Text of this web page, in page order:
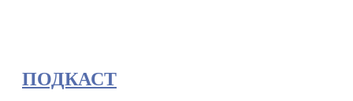
ПОДКАСТ